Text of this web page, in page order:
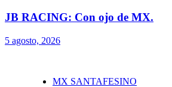
JB RACING: Con ojo de MX.
5 agosto, 2026
MX SANTAFESINO